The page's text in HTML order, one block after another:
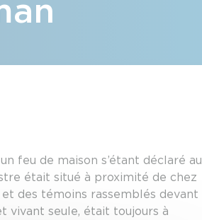
feu de maison s’étant déclaré au
était situé à proximité de chez
des témoins rassemblés devant
vivant seule, était toujours à